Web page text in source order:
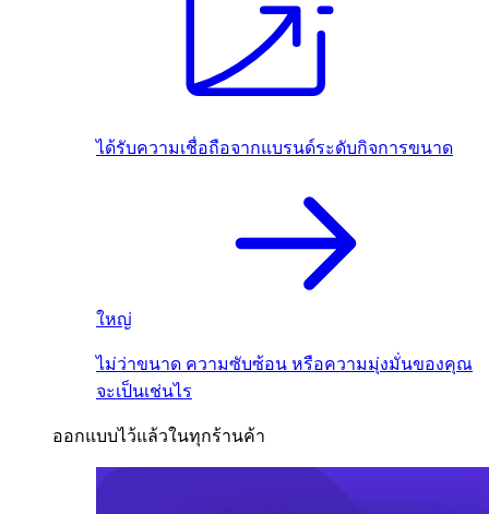
ได้รับความเชื่อถือจากแบรนด์ระดับกิจการขนาด
ใหญ่
ไม่ว่าขนาด ความซับซ้อน หรือความมุ่งมั่นของคุณ
จะเป็นเช่นไร
ออกแบบไว้แล้วในทุกร้านค้า